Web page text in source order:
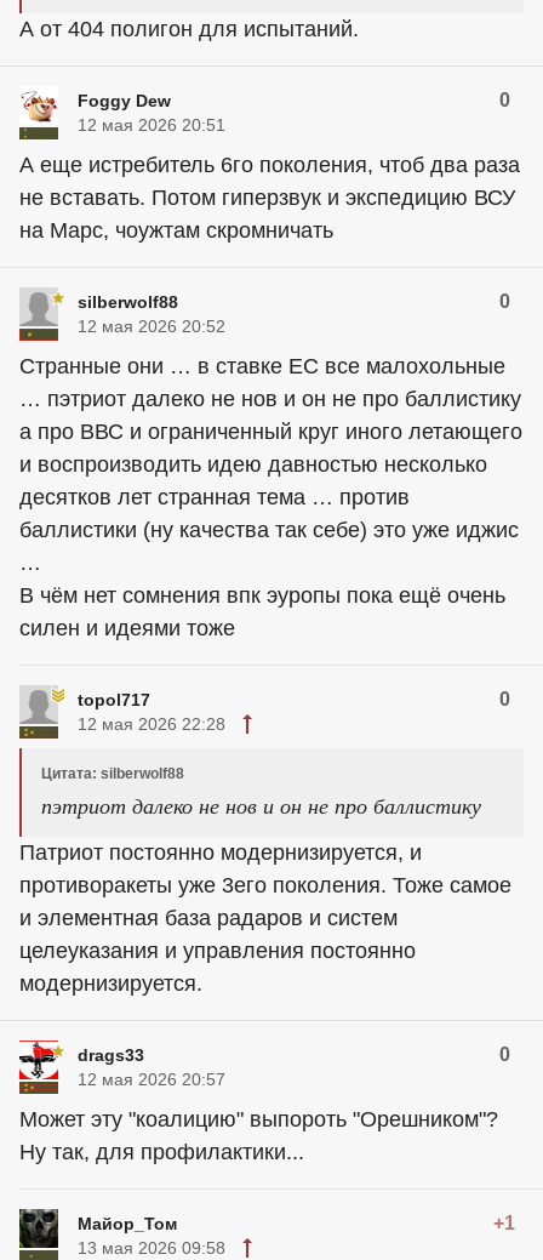
А от 404 полигон для испытаний.
Foggy Dew 0
12 мая 2026 20:51
А еще истребитель 6го поколения, чтоб два раза
не вставать. Потом гиперзвук и экспедицию ВСУ
на Марс, чоужтам скромничать
silberwolf88 0
12 мая 2026 20:52
Странные они … в ставке ЕС все малохольные
… пэтриот далеко не нов и он не про баллистику
а про ВВС и ограниченный круг иного летающего
и воспроизводить идею давностью несколько
десятков лет странная тема … против
баллистики (ну качества так себе) это уже иджис
…
В чём нет сомнения впк эуропы пока ещё очень
силен и идеями тоже
topol717 0
12 мая 2026 22:28
Цитата: silberwolf88
пэтриот далеко не нов и он не про баллистику
Патриот постоянно модернизируется, и
противоракеты уже 3его поколения. Тоже самое
и элементная база радаров и систем
целеуказания и управления постоянно
модернизируется.
drags33 0
12 мая 2026 20:57
Может эту "коалицию" выпороть "Орешником"?
Ну так, для профилактики...
Майор_Том +1
13 мая 2026 09:58